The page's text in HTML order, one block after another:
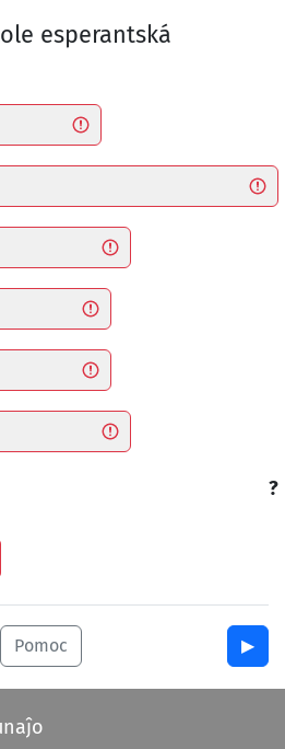
esperantská
?
Pomoc ▶︎